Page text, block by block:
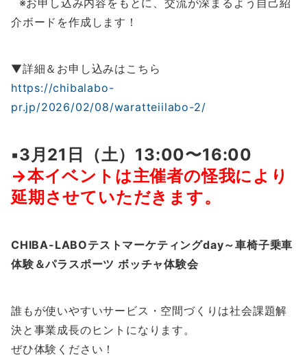
※お申し込み内容をもとに、交流が深まるよう自己紹
介ボードを作成します！
▼詳細＆お申し込みはこちら
https://chibalabo-
pr.jp/2026/02/08/waratteiilabo-2/
▪️3月21日（土）13:00〜16:00
→本イベントは主催者の怪我により
延期させていただきます。
CHIBA-LABOテストマーケティングday～車椅子乗車
体験＆パラスポーツ ボッチャ体験会
誰もが使いやすいサービス・空間づくりは社会課題解
決と事業成長のヒントになります。
ぜひ体験ください！